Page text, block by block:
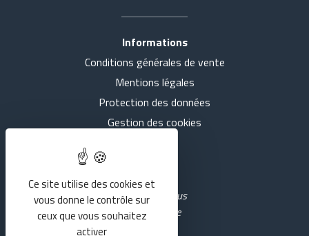
Services
RESPIRER
Informations
Conditions générales de vente
Mentions légales
Protection des données
Gestion des cookies
Rejoignez-nous
sur YouTube
Ce site utilise des cookies et
vous donne le contrôle sur
ceux que vous souhaitez
activer